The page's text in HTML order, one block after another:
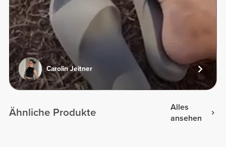
Carolin Jeitner
Ähnliche Produkte
Alles
ansehen